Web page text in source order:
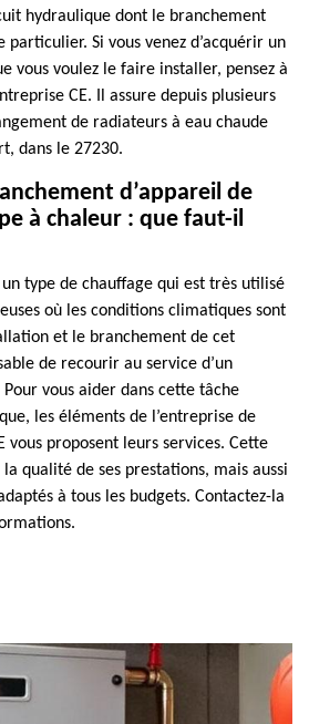
hydraulique dont le branchement
particulier. Si vous venez d’acquérir un
vous voulez le faire installer, pensez à
CE. Il assure depuis plusieurs
de radiateurs à eau chaude
dans le 27230.
d’appareil de
à chaleur : que faut-il
type de chauffage qui est très utilisé
où les conditions climatiques sont
et le branchement de cet
de recourir au service d’un
vous aider dans cette tâche
les éléments de l’entreprise de
vous proposent leurs services. Cette
qualité de ses prestations, mais aussi
à tous les budgets. Contactez-la